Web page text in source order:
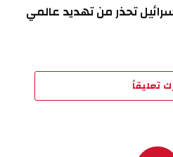
تحذر من تهديد عالمي
تعليقاً